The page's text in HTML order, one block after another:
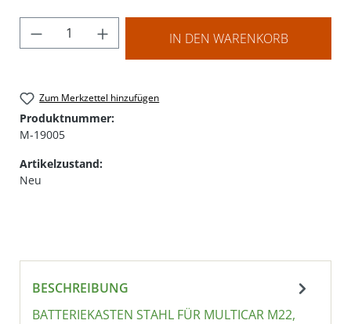
Produkt Anzahl: Gib den gewünschten
IN DEN WARENKORB
Zum Merkzettel hinzufügen
Produktnummer:
M-19005
Artikelzustand:
Neu
BESCHREIBUNG
BATTERIEKASTEN STAHL FÜR MULTICAR M22,